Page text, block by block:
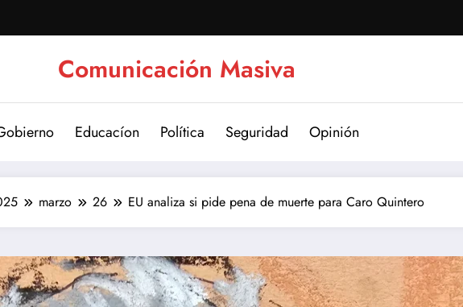
Comunicación Masiva
Educacíon Política Seguridad Opinión
marzo 26 EU analiza si pide pena de muerte para Caro Quintero